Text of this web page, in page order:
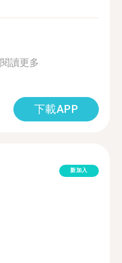
閱讀更多
下載APP
新加入